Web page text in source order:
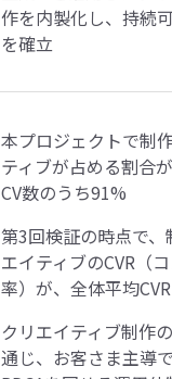
作を内製化し、持続
を確立
本プロジェクトで制
ティブが占める割合
CV数のうち91%
第3回検証の時点で、
エイティブのCVR（
率）が、全体平均
クリエイティブ制作
通じ、お客さま主導